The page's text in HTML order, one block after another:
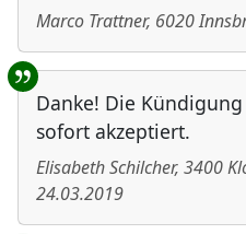
Marco Trattner, 6020
Danke! Die
sofort akzeptiert.
Elisabeth Schilcher, 3400
24.03.2019